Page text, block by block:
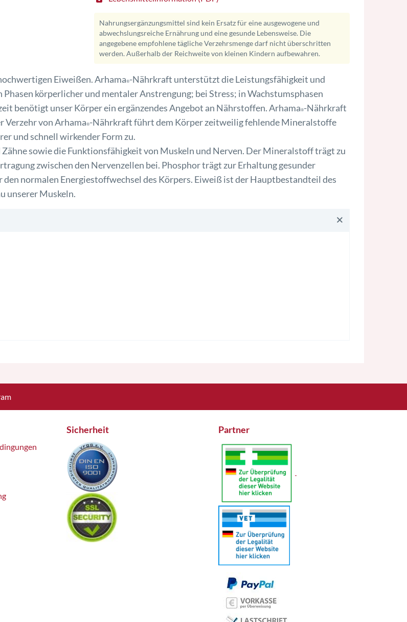
Nahrungsergänzungsmittel sind kein Ersatz für eine ausgewogene und
abwechslungsreiche Ernährung und eine gesunde Lebensweise. Die
angegebene empfohlene tägliche Verzehrsmenge darf nicht überschritten
werden. Außerhalb der Reichweite von kleinen Kindern aufbewahren.
Eiweißen. Arhama®-Nährkraft unterstützt die Leistungsfähigkeit und
körperlicher und mentaler Anstrengung; bei Stress; in Wachstumsphasen
benötigt unser Körper ein ergänzendes Angebot an Nährstoffen. Arhama®-Nährkraft
Verzehr von Arhama®-Nährkraft führt dem Körper zeitweilig fehlende Mineralstoffe
und schnell wirkender Form zu.
sowie die Funktionsfähigkeit von Muskeln und Nerven. Der Mineralstoff trägt zu
zwischen den Nervenzellen bei. Phosphor trägt zur Erhaltung gesunder
normalen Energiestoffwechsel des Körpers. Eiweiß ist der Hauptbestandteil des
unserer Muskeln.
Sicherheit Partner